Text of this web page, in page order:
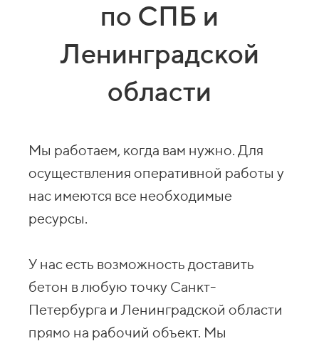
по СПБ и
Ленинградской
области
Мы работаем, когда вам нужно. Для
осуществления оперативной работы у
нас имеются все необходимые
ресурсы.
У нас есть возможность доставить
бетон в любую точку Санкт-
Петербурга и Ленинградской области
прямо на рабочий объект. Мы